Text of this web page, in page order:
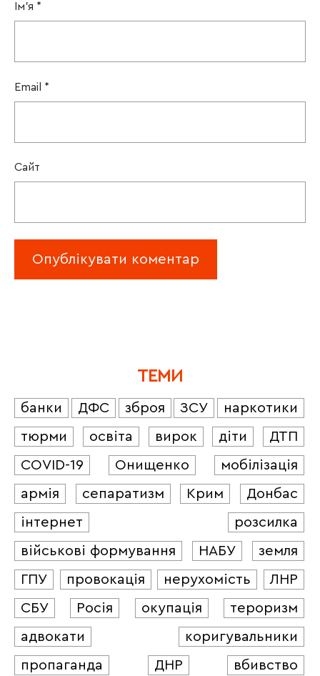
Ім'я *
Email *
Сайт
ТЕМИ
банки ДФС зброя ЗСУ
наркотики
тюрми
освіта вирок діти
ДТП
COVID-19
Онищенко
мобілізація
армія
сепаратизм Крим
Донбас
інтернет
розсилка
військові формування
НАБУ
земля
ГПУ
провокація нерухомість
ЛНР
СБУ
Росія окупація
тероризм
адвокати
коригувальники
пропаганда
ДНР
вбивство